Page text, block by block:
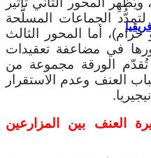
الجماعات المسلَّحة
أما المحور الثالث
في مضاعفة تعقيدات
تُقدّم الورقة مجموعة من
العنف وعدم الاستقرار
العنف بين المزارعين